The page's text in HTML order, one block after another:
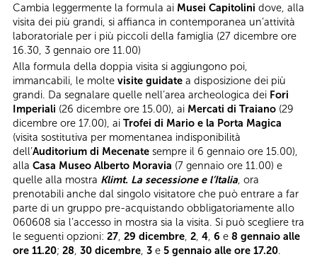
Cambia leggermente la formula ai Musei Capitolini dove, alla
visita dei più grandi, si affianca in contemporanea un’attività
laboratoriale per i più piccoli della famiglia (27 dicembre ore
16.30, 3 gennaio ore 11.00)
Alla formula della doppia visita si aggiungono poi,
immancabili, le molte visite guidate a disposizione dei più
grandi. Da segnalare quelle nell’area archeologica dei Fori
Imperiali (26 dicembre ore 15.00), ai Mercati di Traiano (29
dicembre ore 17.00), ai Trofei di Mario e la Porta Magica
(visita sostitutiva per momentanea indisponibilità
dell’Auditorium di Mecenate sempre il 6 gennaio ore 15.00),
alla Casa Museo Alberto Moravia (7 gennaio ore 11.00) e
quelle alla mostra Klimt. La secessione e l’Italia , ora
prenotabili anche dal singolo visitatore che può entrare a far
parte di un gruppo pre-acquistando obbligatoriamente allo
060608 sia l’accesso in mostra sia la visita. Si può scegliere tra
le seguenti opzioni: 27 29 dicembre 2 4 6 e 8 gennaio alle
ore 11.20; 28 30 dicembre 3 e 5 gennaio alle ore 17.20.